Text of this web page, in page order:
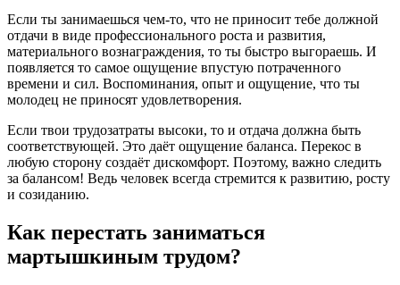
Если ты занимаешься чем-то, что не приносит тебе должной
отдачи в виде профессионального роста и развития,
материального вознаграждения, то ты быстро выгораешь. И
появляется то самое ощущение впустую потраченного
времени и сил. Воспоминания, опыт и ощущение, что ты
молодец не приносят удовлетворения.
Если твои трудозатраты высоки, то и отдача должна быть
соответствующей. Это даёт ощущение баланса. Перекос в
любую сторону создаёт дискомфорт. Поэтому, важно следить
за балансом! Ведь человек всегда стремится к развитию, росту
и созиданию.
Как перестать заниматься
мартышкиным трудом?